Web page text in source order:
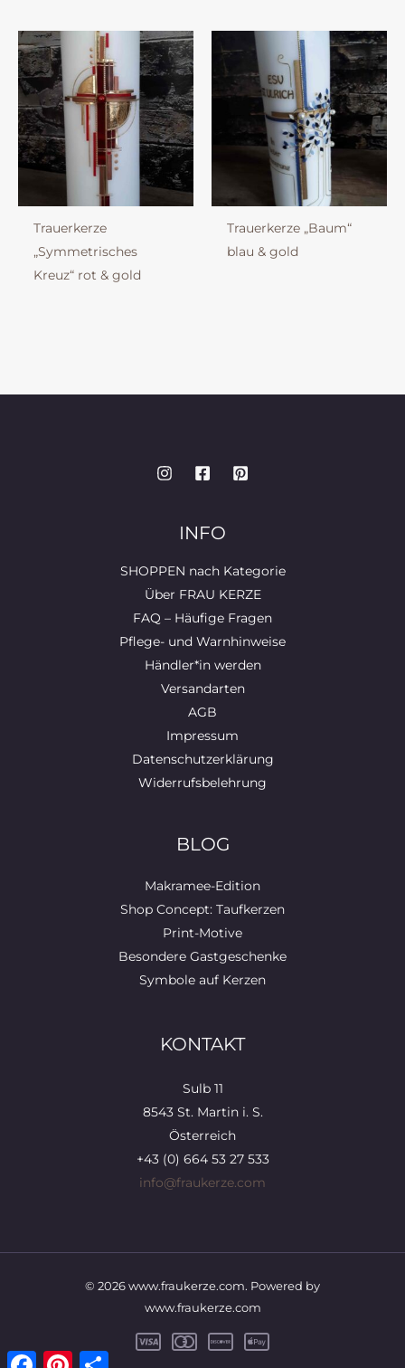
Trauerkerze
„Symmetrisches
Kreuz“ rot & gold
Trauerkerze „Baum“
blau & gold
INFO
SHOPPEN nach Kategorie
Über FRAU KERZE
FAQ – Häufige Fragen
Pflege- und Warnhinweise
Händler*in werden
Versandarten
AGB
Impressum
Datenschutzerklärung
Widerrufsbelehrung
BLOG
Makramee-Edition
Shop Concept: Taufkerzen
Print-Motive
Besondere Gastgeschenke
Symbole auf Kerzen
KONTAKT
Sulb 11
8543 St. Martin i. S.
Österreich
+43 (0) 664 53 27 533
info@fraukerze.com
© 2026 www.fraukerze.com. Powered by
www.fraukerze.com
FacebookPinterest